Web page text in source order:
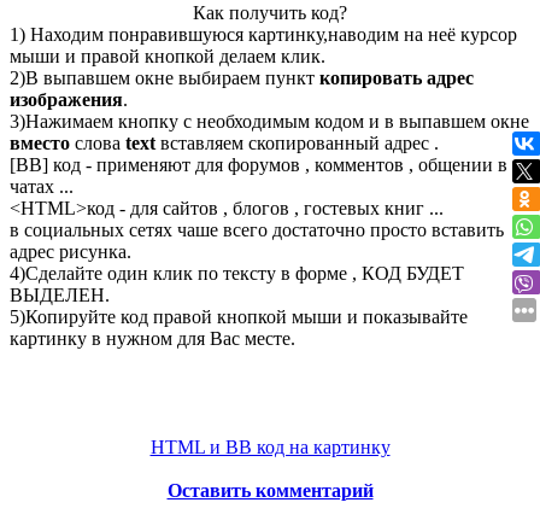
Как получить код?
1) Находим понравившуюся картинку,наводим на неё курсор
мыши и правой кнопкой делаем клик.
2)В выпавшем окне выбираем пункт копировать адрес
изображения.
3)Нажимаем кнопку с необходимым кодом и в выпавшем окне
вместо слова text вставляем скопированный адрес .
[BB] код - применяют для форумов , комментов , общении в
чатах ...
<HTML>код - для сайтов , блогов , гостевых книг ...
в социальных сетях чаше всего достаточно просто вставить
адрес рисунка.
4)Сделайте один клик по тексту в форме , КОД БУДЕТ
ВЫДЕЛЕН.
5)Копируйте код правой кнопкой мыши и показывайте
картинку в нужном для Вас месте.
HTML и BB код на картинку
Оставить комментарий